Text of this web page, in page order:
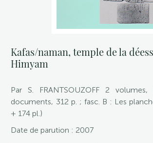
Kafas/naman, temple de la
Himyam
Par S. FRANTSOUZOFF 2
documents, 312 p. ; fasc. B : Les
+ 174 pl.)
Date de parution : 2007